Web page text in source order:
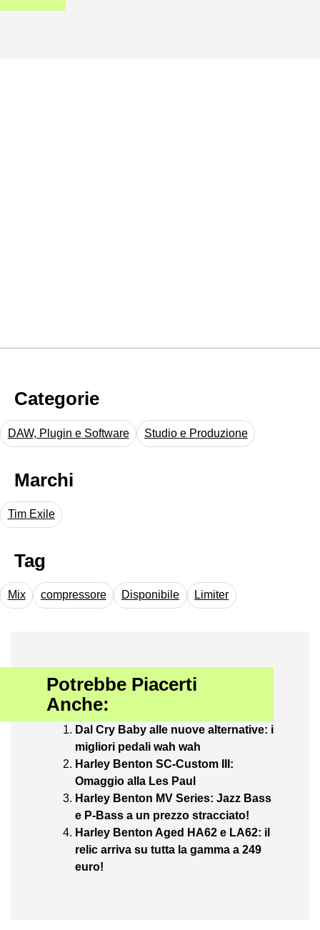
Categorie
DAW, Plugin e Software Studio e Produzione
Marchi
Tim Exile
Tag
Mix compressore Disponibile Limiter
Potrebbe Piacerti
Anche:
Dal Cry Baby alle nuove alternative: i
migliori pedali wah wah
Harley Benton SC-Custom III:
Omaggio alla Les Paul
Harley Benton MV Series: Jazz Bass
e P-Bass a un prezzo stracciato!
Harley Benton Aged HA62 e LA62: il
relic arriva su tutta la gamma a 249
euro!